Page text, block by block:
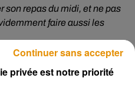
son repas du midi, et ne pas
faire aussi les
privée est notre priorité
Continuer sans accepter